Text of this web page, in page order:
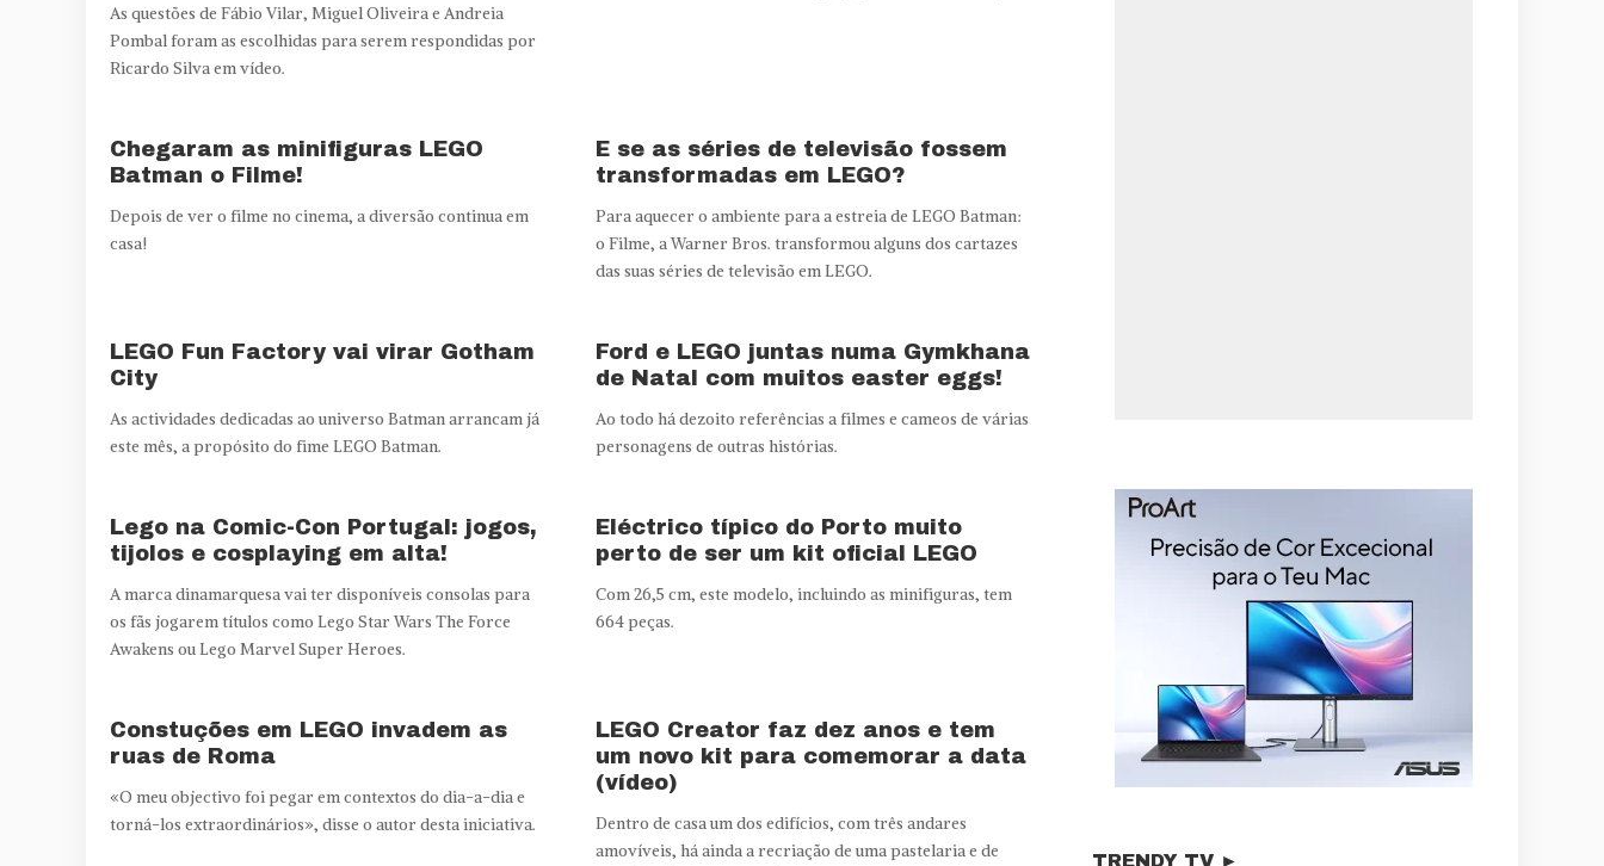
As questões de Fábio Vilar, Miguel Oliveira e Andreia
Pombal foram as escolhidas para serem respondidas por
Ricardo Silva em vídeo.
Chegaram as minifiguras LEGO
Batman o Filme!
Depois de ver o filme no cinema, a diversão continua em
casa!
E se as séries de televisão fossem
transformadas em LEGO?
Para aquecer o ambiente para a estreia de LEGO Batman:
o Filme, a Warner Bros. transformou alguns dos cartazes
das suas séries de televisão em LEGO.
LEGO Fun Factory vai virar Gotham
City
As actividades dedicadas ao universo Batman arrancam já
este mês, a propósito do fime LEGO Batman.
Ford e LEGO juntas numa Gymkhana
de Natal com muitos easter eggs!
Ao todo há dezoito referências a filmes e cameos de várias
personagens de outras histórias.
Lego na Comic-Con Portugal: jogos,
tijolos e cosplaying em alta!
A marca dinamarquesa vai ter disponíveis consolas para
os fãs jogarem títulos como Lego Star Wars The Force
Awakens ou Lego Marvel Super Heroes.
Eléctrico típico do Porto muito
perto de ser um kit oficial LEGO
Com 26,5 cm, este modelo, incluindo as minifiguras, tem
664 peças.
Constuções em LEGO invadem as
ruas de Roma
«O meu objectivo foi pegar em contextos do dia-a-dia e
torná-los extraordinários», disse o autor desta iniciativa.
LEGO Creator faz dez anos e tem
um novo kit para comemorar a data
(vídeo)
Dentro de casa um dos edifícios, com três andares
amovíveis, há ainda a recriação de uma pastelaria e de
TRENDY TV ►